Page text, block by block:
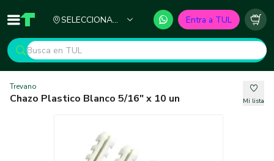
Inicio TUL - Tu Marketplace de Construcción
SELECCIONA
Entra a TUL
Trevano
Chazo Plastico Blanco 5/16" x 10 un Mi lista